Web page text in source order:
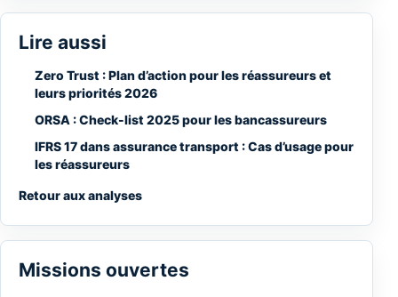
Lire aussi
Zero Trust : Plan d’action pour les réassureurs et
leurs priorités 2026
ORSA : Check-list 2025 pour les bancassureurs
IFRS 17 dans assurance transport : Cas d’usage pour
les réassureurs
Retour aux analyses
Missions ouvertes